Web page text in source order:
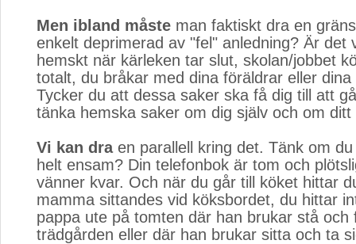
Men ibland måste man faktiskt dra en
enkelt deprimerad av "fel" anledning? Är det
hemskt när kärleken tar slut, skolan/jobbet
totalt, du bråkar med dina föräldrar eller dina
Tycker du att dessa saker ska få dig till att
tänka hemska saker om dig själv och om ditt
Vi kan draen parallell kring det. Tänk om
helt ensam? Din telefonbok är tom och
vänner kvar. Och när du går till köket hittar
mamma sittandes vid köksbordet, du hittar
pappa ute på tomten där han brukar stå och
trädgården eller där han brukar sitta och ta